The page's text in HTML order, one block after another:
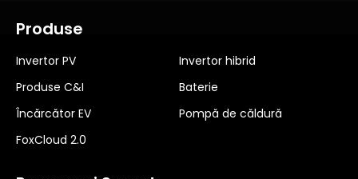
Produse
Invertor PV
Invertor hibrid
Produse C&I
Baterie
Încărcător EV
Pompă de căldură
FoxCloud 2.0